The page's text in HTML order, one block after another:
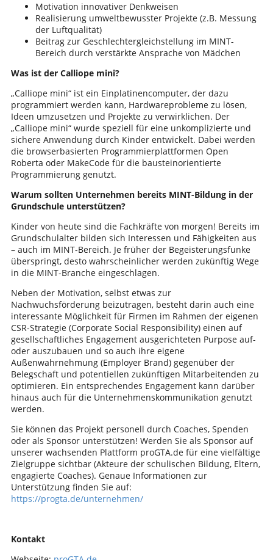
Motivation innovativer Denkweisen
Realisierung umweltbewusster Projekte (z.B. Messung
der Luftqualität)
Beitrag zur Geschlechtergleichstellung im MINT-
Bereich durch verstärkte Ansprache von Mädchen
Was ist der Calliope mini?
„Calliope mini“ ist ein Einplatinencomputer, der dazu
programmiert werden kann, Hardwareprobleme zu lösen,
Ideen umzusetzen und Projekte zu verwirklichen. Der
„Calliope mini“ wurde speziell für eine unkomplizierte und
sichere Anwendung durch Kinder entwickelt. Dabei werden
die browserbasierten Programmierplattformen Open
Roberta oder MakeCode für die bausteinorientierte
Programmierung genutzt.
Warum sollten Unternehmen bereits MINT-Bildung in der
Grundschule unterstützen?
Kinder von heute sind die Fachkräfte von morgen! Bereits im
Grundschulalter bilden sich Interessen und Fähigkeiten aus
– auch im MINT-Bereich. Je früher der Begeisterungsfunke
überspringt, desto wahrscheinlicher werden zukünftig Wege
in die MINT-Branche eingeschlagen.
Neben der Motivation, selbst etwas zur
Nachwuchsförderung beizutragen, besteht darin auch eine
interessante Möglichkeit für Firmen im Rahmen der eigenen
CSR-Strategie (Corporate Social Responsibility) einen auf
gesellschaftliches Engagement ausgerichteten Purpose auf-
oder auszubauen und so auch ihre eigene
Außenwahrnehmung (Employer Brand) gegenüber der
Belegschaft und potentiellen zukünftigen Mitarbeitenden zu
optimieren. Ein entsprechendes Engagement kann darüber
hinaus auch für die Unternehmenskommunikation genutzt
werden.
Sie können das Projekt personell durch Coaches, Spenden
oder als Sponsor unterstützen! Werden Sie als Sponsor auf
unserer wachsenden Plattform proGTA.de für eine vielfältige
Zielgruppe sichtbar (Akteure der schulischen Bildung, Eltern,
engagierte Coaches). Genaue Informationen zur
Unterstützung finden Sie auf:
https://progta.de/unternehmen/
Kontakt